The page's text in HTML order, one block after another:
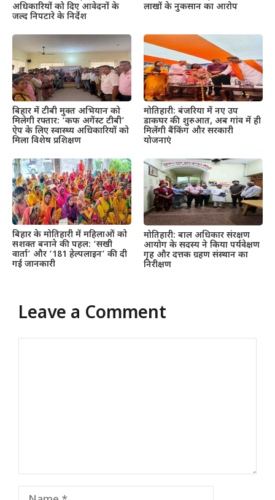
अधिकारियों को दिए आवेदनों के
जल्द निपटारे के निर्देश
लाखों के नुकसान का आरोप
बिहार में टीबी मुक्त अभियान को
मिलेगी रफ्तार: ‘कफ अगेंस्ट टीबी’
ऐप के लिए स्वास्थ्य अधिकारियों को
मिला विशेष प्रशिक्षण
मोतिहारी: बंजरिया में नए उप
डाकघर की शुरुआत, अब गांव में ही
मिलेंगी बैंकिंग और सरकारी
योजनाएं
बिहार के मोतिहारी में महिलाओं को
सशक्त बनाने की पहल: ‘सखी
वार्ता’ और ‘181 हेल्पलाइन’ की दी
गई जानकारी
मोतिहारी: बाल अधिकार संरक्षण
आयोग के सदस्य ने किया पर्यवेक्षण
गृह और दत्तक ग्रहण संस्थान का
निरीक्षण
Leave a Comment
Name